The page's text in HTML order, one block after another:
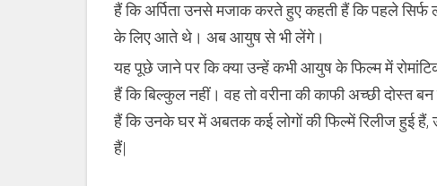
हैं कि अर्पिता उनसे मजाक करते हुए कहती हैं कि पहले
के लिए आते थे। अब आयुष से भी लेंगे।
यह पूछे जाने पर कि क्या उन्हें कभी आयुष के फिल्म में
हैं कि बिल्कुल नहीं। वह तो वरीना की काफी अच्छी दोस्त
हैं कि उनके घर में अबतक कई लोगों की फिल्में रिलीज हुई हैं,
हैं|